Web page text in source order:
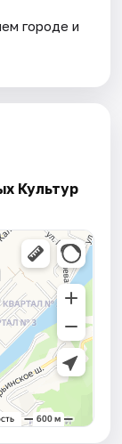
городе и
Культур